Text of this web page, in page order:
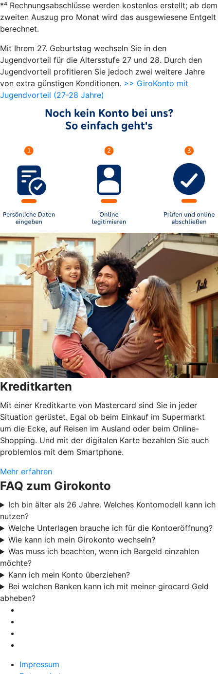
*⁴ Rechnungsabschlüsse werden kostenlos erstellt; ab dem
zweiten Auszug pro Monat wird das ausgewiesene Entgelt
berechnet.
Mit Ihrem 27. Geburtstag wechseln Sie in den
Jugendvorteil für die Altersstufe 27 und 28. Durch den
Jugendvorteil profitieren Sie jedoch zwei weitere Jahre
von extra günstigen Konditionen. >> GiroKonto mit
Jugendvorteil (27-28 Jahre)
Kreditkarten
Mit einer Kreditkarte von Mastercard sind Sie in jeder
Situation gerüstet. Egal ob beim Einkauf im Supermarkt
um die Ecke, auf Reisen im Ausland oder beim Online-
Shopping. Und mit der digitalen Karte bezahlen Sie auch
problemlos mit dem Smartphone.
Mehr erfahren
FAQ zum Girokonto
Ich bin älter als 26 Jahre. Welches Kontomodell kann ich
nutzen?
Welche Unterlagen brauche ich für die Kontoeröffnung?
Wie kann ich mein Girokonto wechseln?
Was muss ich beachten, wenn ich Bargeld einzahlen
möchte?
Kann ich mein Konto überziehen?
Bei welchen Banken kann ich mit meiner girocard Geld
abheben?
Impressum